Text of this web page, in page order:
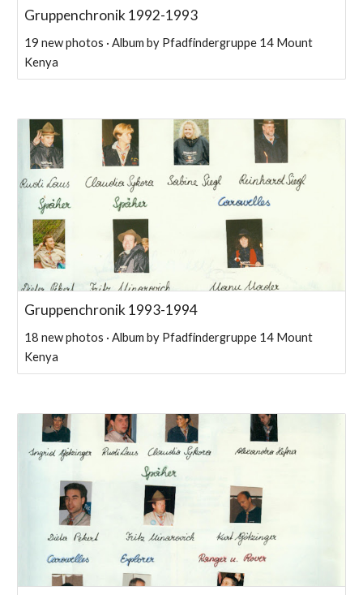
Gruppenchronik 1992-1993
19 new photos · Album by Pfadfindergruppe 14 Mount
Kenya
Gruppenchronik 1993-1994
18 new photos · Album by Pfadfindergruppe 14 Mount
Kenya